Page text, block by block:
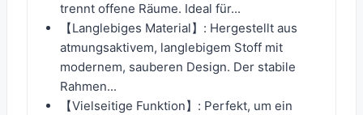
trennt offene Räume. Ideal für...
【Langlebiges Material】: Hergestellt aus
atmungsaktivem, langlebigem Stoff mit
modernem, sauberen Design. Der stabile
Rahmen...
【Vielseitige Funktion】: Perfekt, um ein